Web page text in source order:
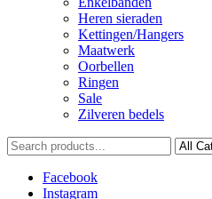
Heren sieraden
Kettingen/Hangers
Maatwerk
Oorbellen
Ringen
Sale
Zilveren bedels
Facebook
Instagram